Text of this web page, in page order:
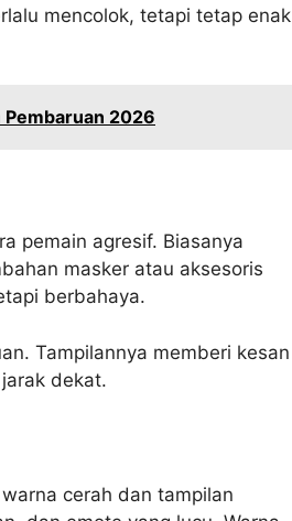
mencolok, tetapi tetap enak
Pembaruan 2026
pemain agresif. Biasanya
masker atau aksesoris
berbahaya.
Tampilannya memberi kesan
dekat.
cerah dan tampilan